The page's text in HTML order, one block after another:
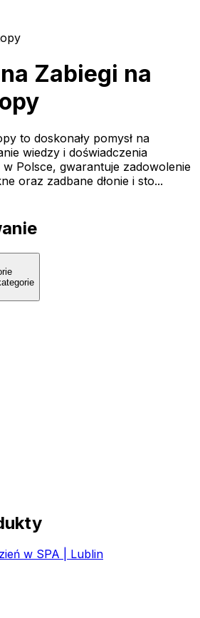
Zabiegi na
to doskonały pomysł na
wiedzy i doświadczenia
Polsce, gwarantuje zadowolenie
oraz zadbane dłonie i sto...
w SPA | Lublin